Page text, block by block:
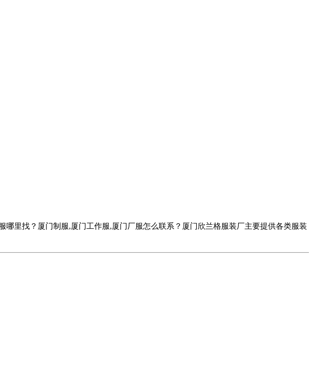
里找？厦门制服,厦门工作服,厦门厂服怎么联系？厦门欣兰格服装厂主要提供各类服装